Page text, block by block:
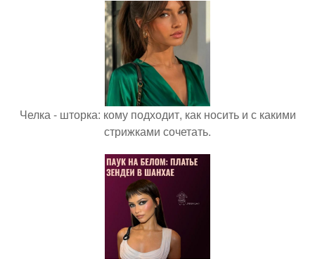
Челка - шторка: кому подходит, как носить и с какими
стрижками сочетать.